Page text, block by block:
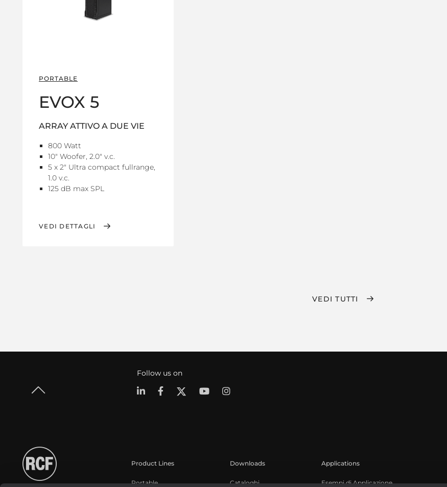
PORTABLE
EVOX 5
ARRAY ATTIVO A DUE VIE
800 Watt
10" Woofer, 2.0" v.c.
5 x 2" Ultra compact fullrange,
1.0 v.c.
125 dB max SPL
VEDI DETTAGLI
VEDI TUTTI
Follow us on
Product Lines
Portable
Downloads
Cataloghi
Applications
Esempi di Applicazione